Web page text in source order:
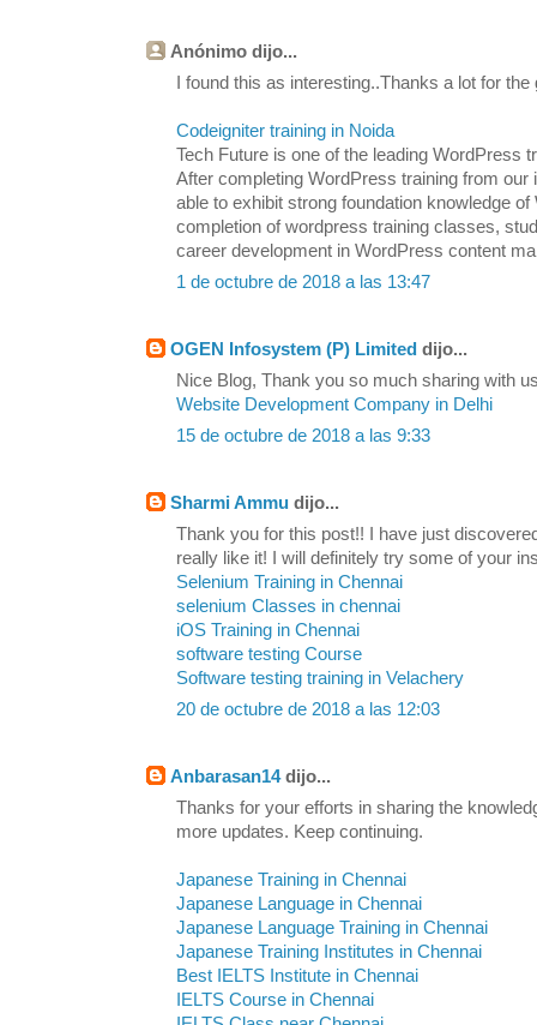
Anónimo dijo...
I found this as interesting..Thanks a lot for
Codeigniter training in Noida
Tech Future is one of the leading WordPress
After completing WordPress training from our
able to exhibit strong foundation knowledge
completion of wordpress training classes,
career development in WordPress content
1 de octubre de 2018 a las 13:47
OGEN Infosystem (P) Limited dijo...
Nice Blog, Thank you so much sharing with
Website Development Company in Delhi
15 de octubre de 2018 a las 9:33
Sharmi Ammu dijo...
Thank you for this post!! I have just
really like it! I will definitely try some of your
Selenium Training in Chennai
selenium Classes in chennai
iOS Training in Chennai
software testing Course
Software testing training in Velachery
20 de octubre de 2018 a las 12:03
Anbarasan14dijo...
Thanks for your efforts in sharing the
more updates. Keep continuing.
Japanese Training in Chennai
Japanese Language in Chennai
Japanese Language Training in Chennai
Japanese Training Institutes in Chennai
Best IELTS Institute in Chennai
IELTS Course in Chennai